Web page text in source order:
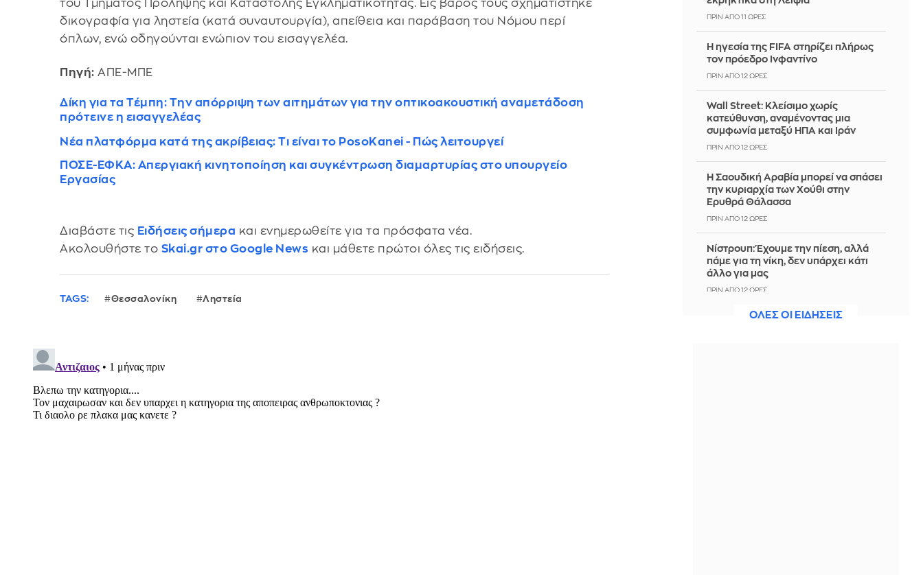
του Τμήματος Πρόληψης και Καταστολής Εγκληματικότητας. Εις βάρος τους σχηματίστηκε
δικογραφία για ληστεία (κατά συναυτουργία), απείθεια και παράβαση του Νόμου περί
όπλων, ενώ οδηγούνται ενώπιον του εισαγγελέα.
Πηγή: ΑΠΕ-ΜΠΕ
Δίκη για τα Τέμπη: Την απόρριψη των αιτημάτων για την οπτικοακουστική αναμετάδοση
πρότεινε η εισαγγελέας
Νέα πλατφόρμα κατά της ακρίβειας: Τι είναι το PosoKanei - Πώς λειτουργεί
ΠΟΣΕ-ΕΦΚΑ: Απεργιακή κινητοποίηση και συγκέντρωση διαμαρτυρίας στο υπουργείο
Εργασίας
Διαβάστε τις Ειδήσεις σήμερα και ενημερωθείτε για τα πρόσφατα νέα.
Ακολουθήστε το Skai.gr στο Google News και μάθετε πρώτοι όλες τις ειδήσεις.
TAGS: Θεσσαλονίκη Ληστεία
ΠΡΙΝ ΑΠΌ 11 ΏΡΕΣ
Η ηγεσία της FIFA στηρίζει πλήρως
τον πρόεδρο Ινφαντίνο
ΠΡΙΝ ΑΠΌ 12 ΏΡΕΣ
Wall Street: Κλείσιμο χωρίς
κατεύθυνση, αναμένοντας μια
συμφωνία μεταξύ ΗΠΑ και Ιράν
ΠΡΙΝ ΑΠΌ 12 ΏΡΕΣ
Η Σαουδική Αραβία μπορεί να σπάσει
την κυριαρχία των Χούθι στην
Ερυθρά Θάλασσα
ΠΡΙΝ ΑΠΌ 12 ΏΡΕΣ
Νίστρουπ: Έχουμε την πίεση, αλλά
πάμε για τη νίκη, δεν υπάρχει κάτι
άλλο για μας
ΠΡΙΝ ΑΠΌ 12 ΏΡΕΣ
Άννα Πρέλεβιτς: Το τρυφερό
ΟΛΕΣ ΟΙ ΕΙΔΗΣΕΙΣ